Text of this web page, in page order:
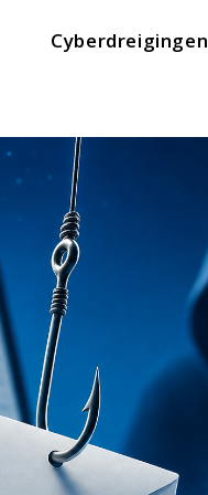
Cyberdreigingen